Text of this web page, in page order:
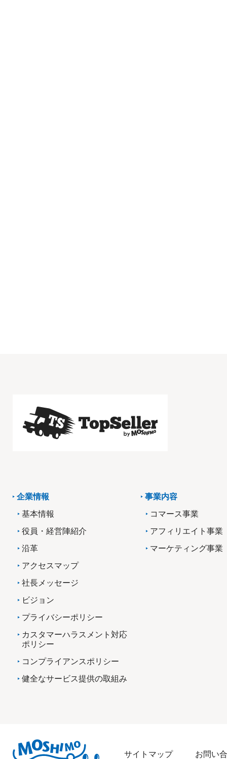
企業情報
基本情報
役員・経営陣紹介
沿革
アクセスマップ
社長メッセージ
ビジョン
プライバシーポリシー
カスタマーハラスメント対応
ポリシー
コンプライアンスポリシー
健全なサービス提供の取組み
事業内容
コマース事業
アフィリエイト事業
マーケティング事業
サイトマップ お問い